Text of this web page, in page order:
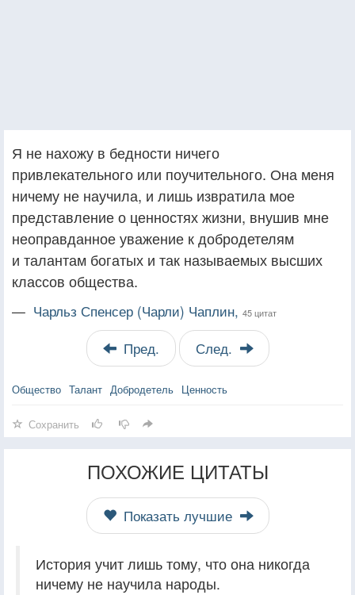
Я не нахожу в бедности ничего
привлекательного или поучительного. Она меня
ничему не научила, и лишь извратила мое
представление о ценностях жизни, внушив мне
неоправданное уважение к добродетелям
и талантам богатых и так называемых высших
классов общества.
— Чарльз Спенсер (Чарли) Чаплин, 45 цитат
Пред. След.
Общество Талант Добродетель Ценность
Сохранить
ПОХОЖИЕ ЦИТАТЫ
Показать лучшие
История учит лишь тому, что она никогда
ничему не научила народы.